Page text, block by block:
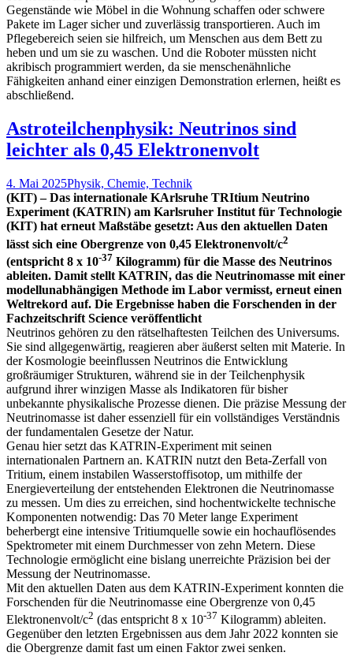
Gegenstände wie Möbel in die Wohnung schaffen oder schwere
Pakete im Lager sicher und zuverlässig transportieren. Auch im
Pflegebereich seien sie hilfreich, um Menschen aus dem Bett zu
heben und um sie zu waschen. Und die Roboter müssten nicht
akribisch programmiert werden, da sie menschenähnliche
Fähigkeiten anhand einer einzigen Demonstration erlernen, heißt es
abschließend.
Astroteilchenphysik: Neutrinos sind
leichter als 0,45 Elektronenvolt
4. Mai 2025Physik, Chemie, Technik
(KIT) – Das internationale KArlsruhe TRItium Neutrino
Experiment (KATRIN) am Karlsruher Institut für Technologie
(KIT) hat erneut Maßstäbe gesetzt: Aus den aktuellen Daten
lässt sich eine Obergrenze von 0,45 Elektronenvolt/c2
(entspricht 8 x 10-37 Kilogramm) für die Masse des Neutrinos
ableiten. Damit stellt KATRIN, das die Neutrinomasse mit einer
modellunabhängigen Methode im Labor vermisst, erneut einen
Weltrekord auf. Die Ergebnisse haben die Forschenden in der
Fachzeitschrift Science veröffentlicht
Neutrinos gehören zu den rätselhaftesten Teilchen des Universums.
Sie sind allgegenwärtig, reagieren aber äußerst selten mit Materie. In
der Kosmologie beeinflussen Neutrinos die Entwicklung
großräumiger Strukturen, während sie in der Teilchenphysik
aufgrund ihrer winzigen Masse als Indikatoren für bisher
unbekannte physikalische Prozesse dienen. Die präzise Messung der
Neutrinomasse ist daher essenziell für ein vollständiges Verständnis
der fundamentalen Gesetze der Natur.
Genau hier setzt das KATRIN-Experiment mit seinen
internationalen Partnern an. KATRIN nutzt den Beta-Zerfall von
Tritium, einem instabilen Wasserstoffisotop, um mithilfe der
Energieverteilung der entstehenden Elektronen die Neutrinomasse
zu messen. Um dies zu erreichen, sind hochentwickelte technische
Komponenten notwendig: Das 70 Meter lange Experiment
beherbergt eine intensive Tritiumquelle sowie ein hochauflösendes
Spektrometer mit einem Durchmesser von zehn Metern. Diese
Technologie ermöglicht eine bislang unerreichte Präzision bei der
Messung der Neutrinomasse.
Mit den aktuellen Daten aus dem KATRIN-Experiment konnten die
Forschenden für die Neutrinomasse eine Obergrenze von 0,45
Elektronenvolt/c2 (das entspricht 8 x 10-37 Kilogramm) ableiten.
Gegenüber den letzten Ergebnissen aus dem Jahr 2022 konnten sie
die Obergrenze damit fast um einen Faktor zwei senken.